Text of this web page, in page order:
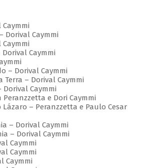
Dorival Caymmi
Caymmi
– Dorival Caymmi
Terra – Dorival Caymmi
Caymmi
Peranzzetta e Dori Caymmi
Lázaro – Peranzzetta e Paulo Cesar
– Dorival Caymmi
– Dorival Caymmi
Caymmi
Caymmi
Caymmi